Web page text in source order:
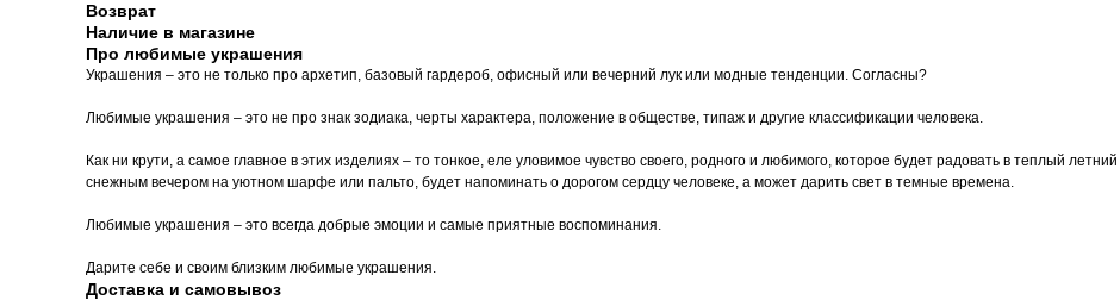
Возврат
Наличие в магазине
Про любимые украшения
Украшения – это не только про архетип, базовый гардероб, офисный или вечерний лук или модные тенденции. Согласны?
Любимые украшения – это не про знак зодиака, черты характера, положение в обществе, типаж и другие классификации человека.
Как ни крути, а самое главное в этих изделиях – то тонкое, еле уловимое чувство своего, родного и любимого, которое будет радовать в теплый
снежным вечером на уютном шарфе или пальто, будет напоминать о дорогом сердцу человеке, а может дарить свет в темные времена.
Любимые украшения – это всегда добрые эмоции и самые приятные воспоминания.
Дарите себе и своим близким любимые украшения.
Доставка и самовывоз